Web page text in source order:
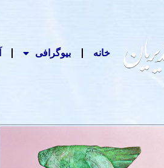
خانه بیوگرافی